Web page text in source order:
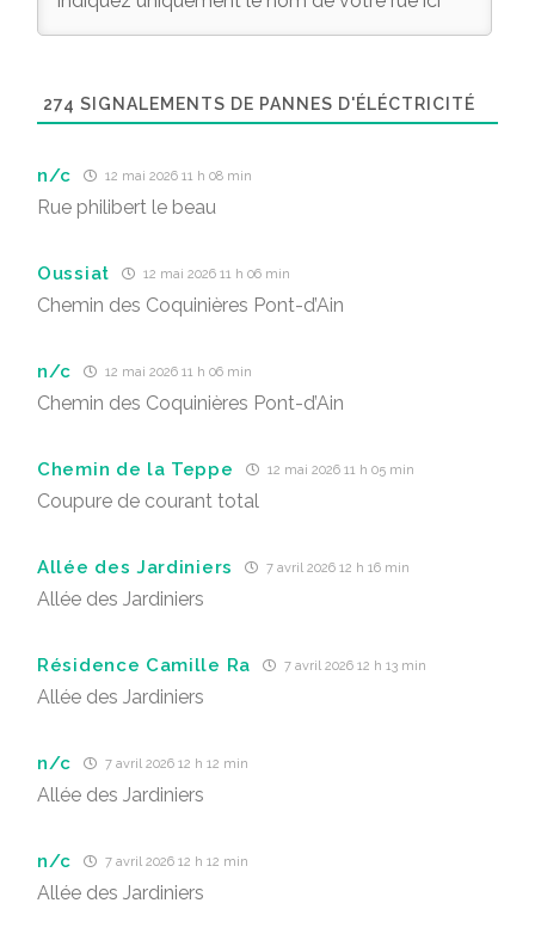
274 SIGNALEMENTS DE PANNES D'ÉLÉCTRICITÉ
n/c 12 mai 2026 11 h 08 min
Rue philibert le beau
Oussiat 12 mai 2026 11 h 06 min
Chemin des Coquinières Pont-d’Ain
n/c 12 mai 2026 11 h 06 min
Chemin des Coquinières Pont-d’Ain
Chemin de la Teppe 12 mai 2026 11 h 05 min
Coupure de courant total
Allée des Jardiniers 7 avril 2026 12 h 16 min
Allée des Jardiniers
Résidence Camille Ra 7 avril 2026 12 h 13 min
Allée des Jardiniers
n/c 7 avril 2026 12 h 12 min
Allée des Jardiniers
n/c 7 avril 2026 12 h 12 min
Allée des Jardiniers